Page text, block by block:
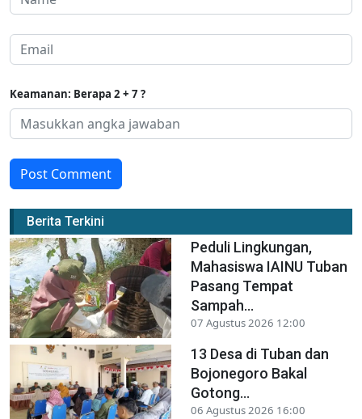
Keamanan: Berapa 2 + 7 ?
Post Comment
Berita Terkini
Peduli Lingkungan,
Mahasiswa IAINU Tuban
Pasang Tempat
Sampah...
07 Agustus 2026 12:00
13 Desa di Tuban dan
Bojonegoro Bakal
Gotong...
06 Agustus 2026 16:00